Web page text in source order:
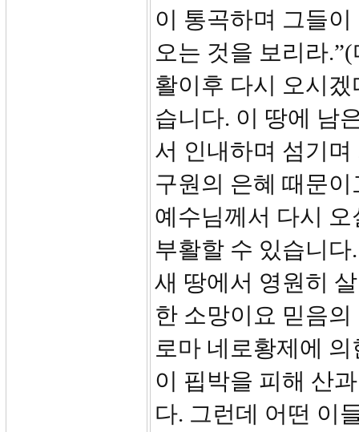
이 통곡하며 그들
오는 것을 보리라
활이후 다시 오시
습니다. 이 땅에 남
서 인내하며 섬기
구원의 은혜 때문
예수님께서 다시
부활할 수 있습니
새 땅에서 영원히
한 소망이요 믿음
로마 네로황제에
이 핍박을 피해 산
다. 그런데 어떤 이